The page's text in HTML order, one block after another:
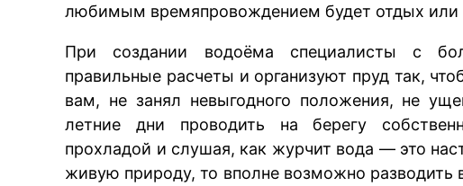
любимым времяпровождением будет отдых или
При создании водоёма специалисты с
правильные расчеты и организуют пруд так,
вам, не занял невыгодного положения, не
летние дни проводить на берегу
прохладой и слушая, как журчит вода — это
живую природу, то вполне возможно разводить